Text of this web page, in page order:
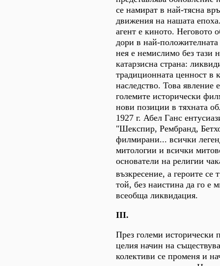
се намират в най-тясна
движения на нашата
агент е киното. Неговото
дори в най-
нея е немислимо без тази
катарзисна страна:
традиционната ценност в
наследство. Това явление
големите исторически
нови позиции в тяхната
1927 г. Абел Ганс
"Шекспир, Рембранд,
филмирани... всички
митологии и всички
основатели на религии
възкресение, а героите се
той, без наистина да го е
всеобща ликвидация.
III.
През големи исторически
целия начин на
колективи се променя и